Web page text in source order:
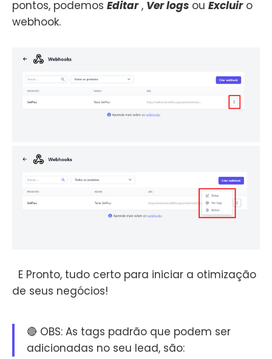
pontos, podemos Editar, Ver logs ou Excluiro
webhook.
‌ ‌ ‌E Pronto, tudo certo para iniciar a otimização
de seus negócios!
🔴 OBS: As tags padrão que podem ser
adicionadas no seu lead, são: